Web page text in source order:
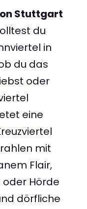
Stuttgart
du
in
du das
oder
eine
mit
Flair,
Hörde
dörfliche